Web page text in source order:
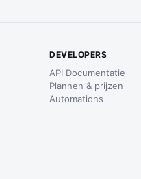
DEVELOPERS
API Documentatie
Plannen & prijzen
Automations